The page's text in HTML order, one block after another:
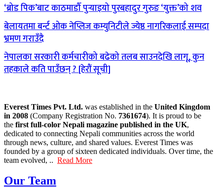
‘ब्रोड पिक’बाट काठमाडौँ पुर्‍याइयो पुरबहादुर गुरुङ ‘युक्त’को शव
बेलायतमा बर्न्ट ओक नेप्लिज कम्युनिटीले ज्येष्ठ नागरिकलाई सम्पदा
भ्रमण गराउँदै
नेपालका सरकारी कर्मचारीको बढेको तलब साउनदेखि लागू, कुन
तहकाले कति पाउँछन् ? [हेरौं सूची]
Everest Times Pvt. Ltd. was established in the United Kingdom
in 2008 (Company Registration No. 7361674). It is proud to be
the first full-color Nepali magazine published in the UK,
dedicated to connecting Nepali communities across the world
through news, culture, and shared values. Everest Times was
founded by a group of sixteen dedicated individuals. Over time, the
team evolved, .. Read More
Our Team